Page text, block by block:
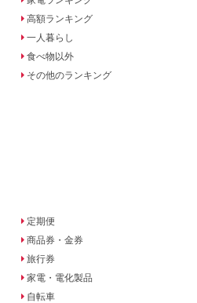
高額ランキング
一人暮らし
食べ物以外
その他のランキング
定期便
商品券・金券
旅行券
家電・電化製品
自転車